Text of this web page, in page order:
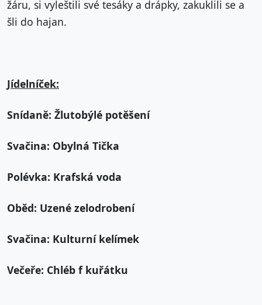
žáru, si vyleštili své tesáky a drápky, zakuklili se a
šli do hajan.
Jídelníček:
Snídaně: Žlutobýlé potěšení
Svačina: Obylná Tička
Polévka: Krafská voda
Oběd: Uzené zelodrobení
Svačina: Kulturní kelímek
Večeře: Chléb f kuřátku